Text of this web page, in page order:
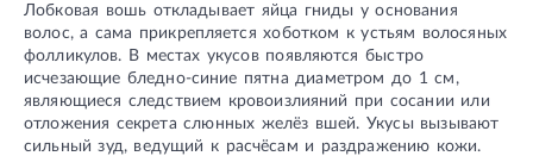
Лобковая вошь откладывает яйца гниды у основания
волос, а сама прикрепляется хоботком к устьям волосяных
фолликулов. В местах укусов появляются быстро
исчезающие бледно-синие пятна диаметром до 1 см,
являющиеся следствием кровоизлияний при сосании или
отложения секрета слюнных желёз вшей. Укусы вызывают
сильный зуд, ведущий к расчёсам и раздражению кожи.